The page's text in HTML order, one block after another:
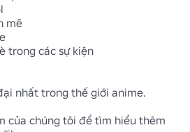
mẽ
trong các sự kiện
nhất trong thế giới anime.
của chúng tôi để tìm hiểu thêm